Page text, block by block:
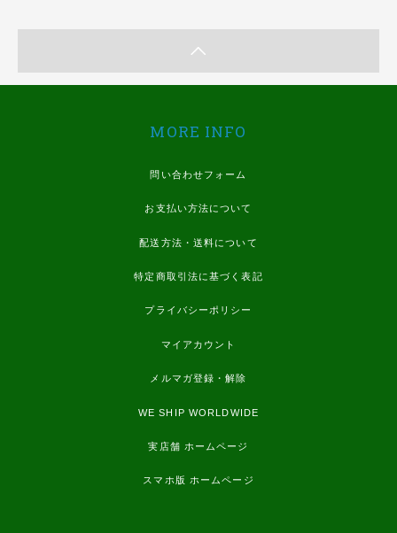
MORE INFO
問い合わせフォーム
お支払い方法について
配送方法・送料について
特定商取引法に基づく表記
プライバシーポリシー
マイアカウント
メルマガ登録・解除
WE SHIP WORLDWIDE
実店舗 ホームページ
スマホ版 ホームページ